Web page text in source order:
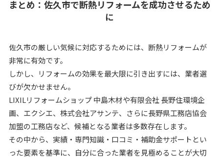
まとめ：佐久市で断熱リフォームを成功させるため
に
佐久市の厳しい気候に対応するためには、断熱リフォームが
非常に有効です。
しかし、リフォームの効果を最大限に引き出すには、業者選
びが欠かせません。
LIXILリフォームショップ 中島木材や有限会社 長野住環境企
画、エクシエ、株式会社アサンテ、さらに長野県工務店協会
加盟の工務店など、候補となる業者は多数存在します。
その中から、実績・専門知識・口コミ・補助金サポートとい
った要素を基準に、自分に合った業者を見極めることが大切